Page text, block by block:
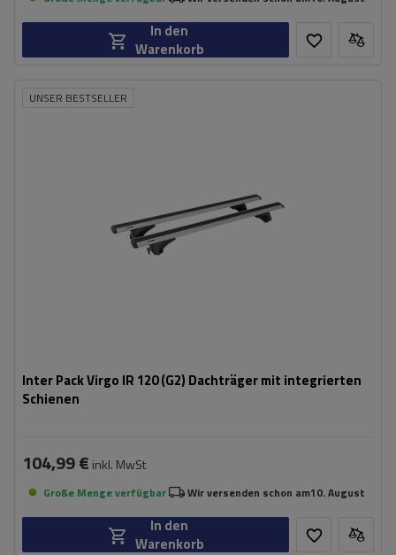
In den
Warenkorb
UNSER BESTSELLER
Inter Pack Virgo IR 120 (G2) Dachträger mit integrierten
Schienen
104,99 € inkl. MwSt
Große Menge verfügbar Wir versenden schon am10. August
In den
Warenkorb